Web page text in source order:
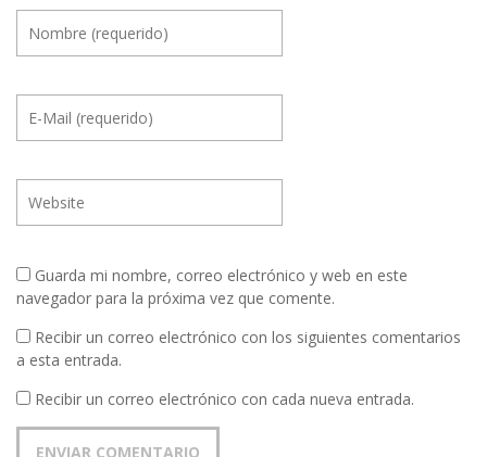
Guarda mi nombre, correo electrónico y web en este
navegador para la próxima vez que comente.
Recibir un correo electrónico con los siguientes comentarios
a esta entrada.
Recibir un correo electrónico con cada nueva entrada.